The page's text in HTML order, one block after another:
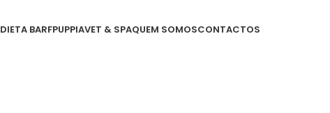
DIETA BARFPUPPIAVET & SPAQUEM SOMOSCONTACTOS